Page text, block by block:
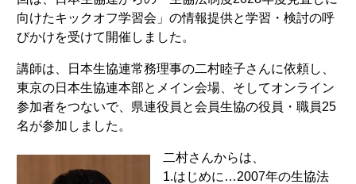
向けたキックオフ学習会」の情報提供と学習・検討の呼
びかけを受けて開催しました。
講師は、日本生協連常務理事の二村睦子さんに依頼し、
東京の日本生協連本部とメイン会場、そしてオンライン
参加者をつないで、県連役員と会員生協の役員・職員25
名が参加しました。
二村さんからは、
1.はじめに…2007年の生協法